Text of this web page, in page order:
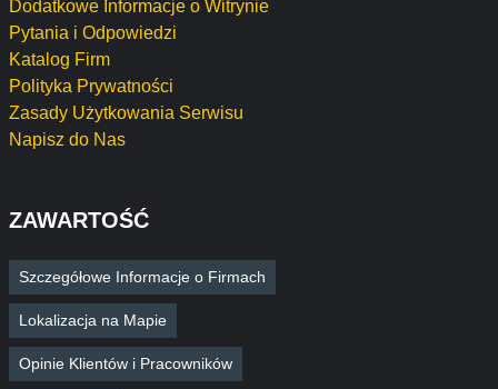
Dodatkowe Informacje o Witrynie
Pytania i Odpowiedzi
Katalog Firm
Polityka Prywatności
Zasady Użytkowania Serwisu
Napisz do Nas
ZAWARTOŚĆ
Szczegółowe Informacje o Firmach
Lokalizacja na Mapie
Opinie Klientów i Pracowników